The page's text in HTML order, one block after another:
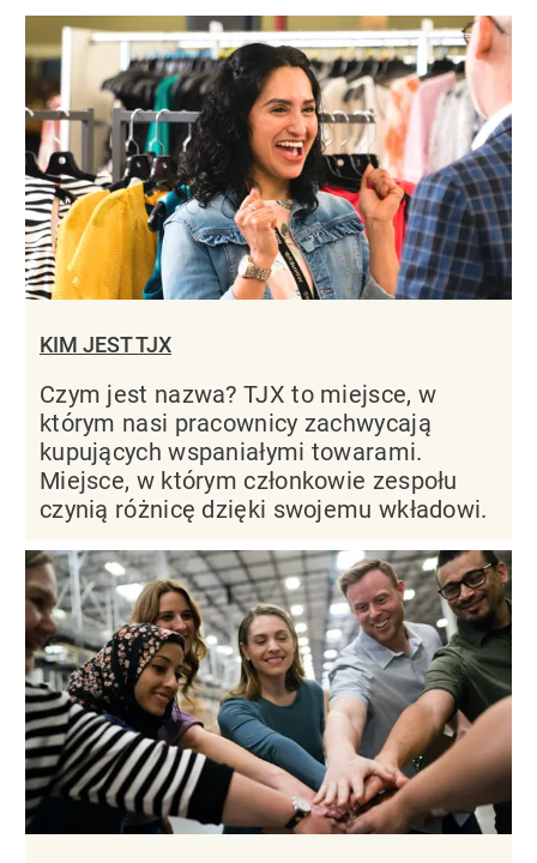
KIM JEST TJX
Czym jest nazwa? TJX to miejsce, w
którym nasi pracownicy zachwycają
kupujących wspaniałymi towarami.
Miejsce, w którym członkowie zespołu
czynią różnicę dzięki swojemu wkładowi.